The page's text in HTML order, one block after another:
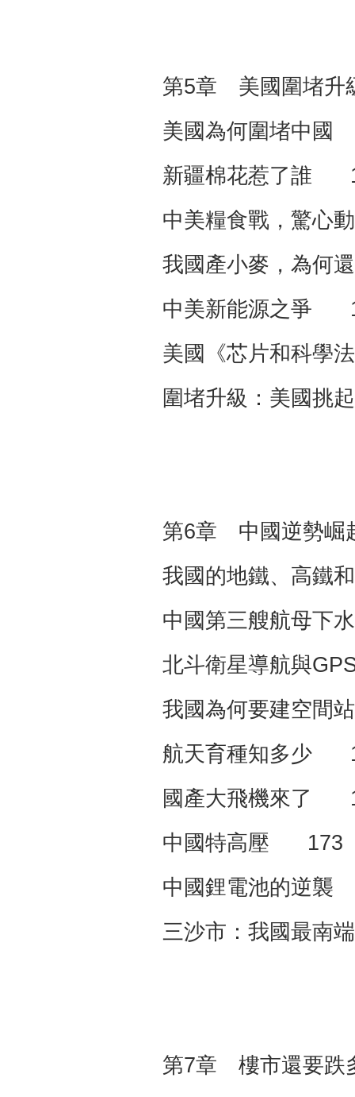
第5章 美國圍堵升
美國為何圍堵中
新疆棉花惹了誰
中美糧食戰，驚
我國產小麥，為
中美新能源之爭
美國《芯片和科
圍堵升級：美國
第6章 中國逆勢崛
我國的地鐵、高
中國第三艘航母
北斗衛星導航與
我國為何要建空
航天育種知多少
國產大飛機來了
中國特高壓 173
中國鋰電池的逆
三沙市：我國最
第7章 樓市還要跌